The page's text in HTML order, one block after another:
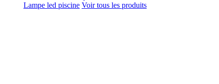
Lampe led piscine Voir tous les produits